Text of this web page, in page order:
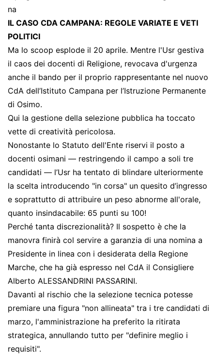
na
IL CASO CDA CAMPANA: REGOLE VARIATE E VETI
POLITICI
Ma lo scoop esplode il 20 aprile. Mentre l'Usr gestiva
il caos dei docenti di Religione, revocava d'urgenza
anche il bando per il proprio rappresentante nel nuovo
CdA dell’Istituto Campana per l’Istruzione Permanente
di Osimo.
Qui la gestione della selezione pubblica ha toccato
vette di creatività pericolosa.
Nonostante lo Statuto dell'Ente riservi il posto a
docenti osimani — restringendo il campo a soli tre
candidati — l’Usr ha tentato di blindare ulteriormente
la scelta introducendo "in corsa" un quesito d’ingresso
e soprattutto di attribuire un peso abnorme all'orale,
quanto insindacabile: 65 punti su 100!
Perché tanta discrezionalità? Il sospetto è che la
manovra finirà col servire a garanzia di una nomina a
Presidente in linea con i desiderata della Regione
Marche, che ha già espresso nel CdA il Consigliere
Alberto ALESSANDRINI PASSARINI.
Davanti al rischio che la selezione tecnica potesse
premiare una figura "non allineata" tra i tre candidati di
marzo, l'amministrazione ha preferito la ritirata
strategica, annullando tutto per "definire meglio i
requisiti".